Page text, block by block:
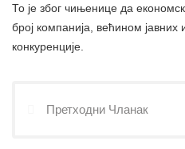
То је због чињенице да
број компанија, већином
конкуренције.
Претходни Чланак